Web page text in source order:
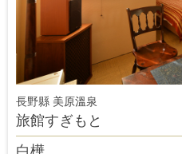
長野縣 美原溫泉
旅館すぎもと
白樺